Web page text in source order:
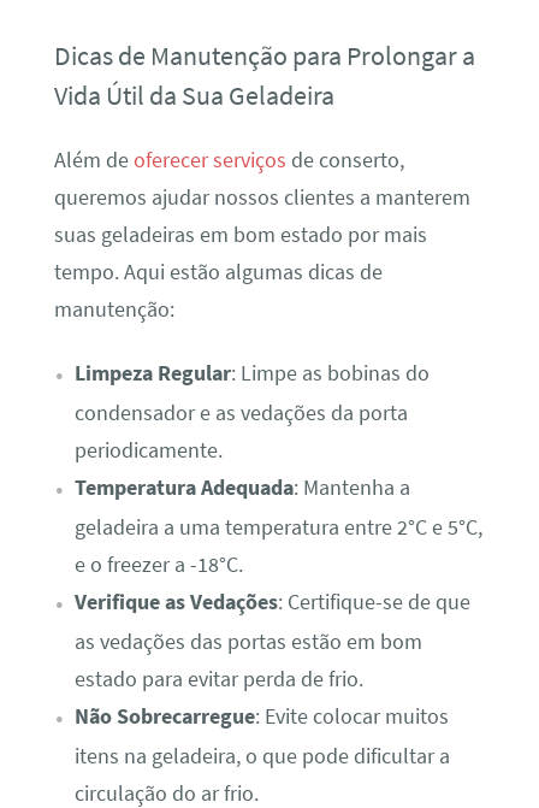
Dicas de Manutenção para Prolongar a
Vida Útil da Sua Geladeira
Além deoferecer serviços de conserto,
queremos ajudar nossos clientes a manterem
suas geladeiras em bom estado por mais
tempo. Aqui estão algumas dicas de
manutenção:
Limpeza Regular: Limpe as bobinas do
condensador e as vedações da porta
periodicamente.
Temperatura Adequada: Mantenha a
geladeira a uma temperatura entre 2°C e 5°C,
e o freezer a -18°C.
Verifique as Vedações: Certifique-se de que
as vedações das portas estão em bom
estado para evitar perda de frio.
Não Sobrecarregue: Evite colocar muitos
itens na geladeira, o que pode dificultar a
circulação do ar frio.